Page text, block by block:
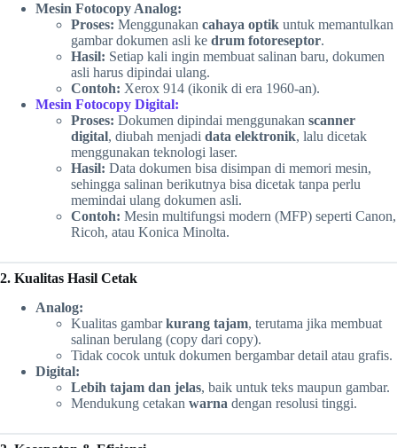
Mesin Fotocopy Analog:
Proses: Menggunakan cahaya optik untuk memantulkan
gambar dokumen asli ke drum fotoreseptor.
Hasil: Setiap kali ingin membuat salinan baru, dokumen
asli harus dipindai ulang.
Contoh: Xerox 914 (ikonik di era 1960-an).
Mesin Fotocopy Digital:
Proses: Dokumen dipindai menggunakan scanner
digital, diubah menjadi data elektronik, lalu dicetak
menggunakan teknologi laser.
Hasil: Data dokumen bisa disimpan di memori mesin,
sehingga salinan berikutnya bisa dicetak tanpa perlu
memindai ulang dokumen asli.
Contoh: Mesin multifungsi modern (MFP) seperti Canon,
Ricoh, atau Konica Minolta.
2. Kualitas Hasil Cetak
Analog:
Kualitas gambarkurang tajam, terutama jika membuat
salinan berulang (copy dari copy).
Tidak cocok untuk dokumen bergambar detail atau grafis.
Digital:
Lebih tajam dan jelas, baik untuk teks maupun gambar.
Mendukung cetakan warna dengan resolusi tinggi.